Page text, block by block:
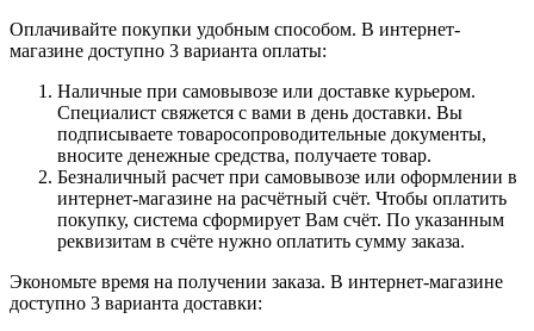
Оплачивайте покупки удобным способом. В интернет-
магазине доступно 3 варианта оплаты:
Наличные при самовывозе или доставке курьером.
Специалист свяжется с вами в день доставки. Вы
подписываете товаросопроводительные документы,
вносите денежные средства, получаете товар.
Безналичный расчет при самовывозе или оформлении в
интернет-магазине на расчётный счёт. Чтобы оплатить
покупку, система сформирует Вам счёт. По указанным
реквизитам в счёте нужно оплатить сумму заказа.
Экономьте время на получении заказа. В интернет-магазине
доступно 3 варианта доставки: